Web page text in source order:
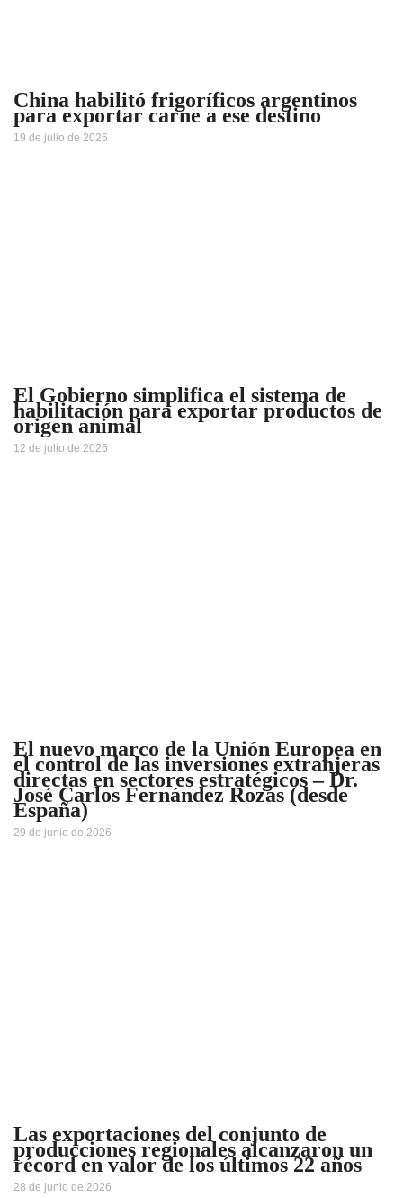
China habilitó frigoríficos argentinos
para exportar carne a ese destino
19 de julio de 2026
El Gobierno simplifica el sistema de
habilitación para exportar productos de
origen animal
12 de julio de 2026
El nuevo marco de la Unión Europea en
el control de las inversiones extranjeras
directas en sectores estratégicos – Dr.
José Carlos Fernández Rozas (desde
España)
29 de junio de 2026
Las exportaciones del conjunto de
producciones regionales alcanzaron un
récord en valor de los últimos 22 años
28 de junio de 2026